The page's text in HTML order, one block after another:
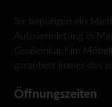
Sie benötigen ein
Autovermietung in
Großeinkauf im
garantiert immer das
Öffnungszeiten